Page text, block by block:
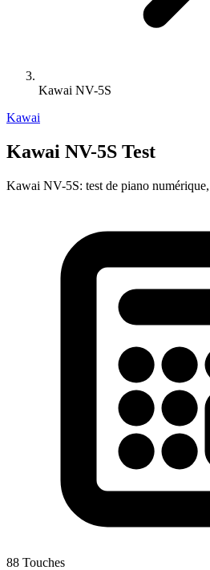
Kawai NV-5S
Kawai
Kawai NV-5S Test
Kawai NV-5S: test de piano
88 Touches